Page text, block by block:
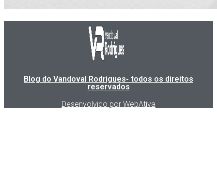
Blog do Vandoval Rodrigues- todos os direitos
reservados
Desenvolvido por WebAtiva